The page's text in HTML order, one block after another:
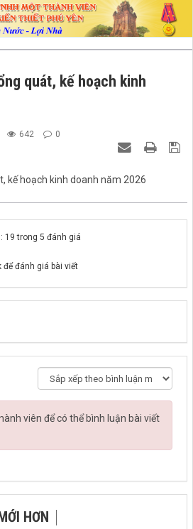
quát, kế hoạch kinh
642 0
kế hoạch kinh doanh năm 2026
19 trong 5 đánh giá
để đánh giá bài viết
viên để có thể bình luận bài viết
HƠN